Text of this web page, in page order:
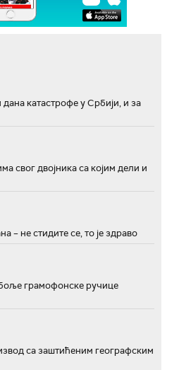
катастрофе у Србији, и за
свог двојника са којим дели и
– не стидите се, то је здраво
грамофонске ручице
са заштићеним географским